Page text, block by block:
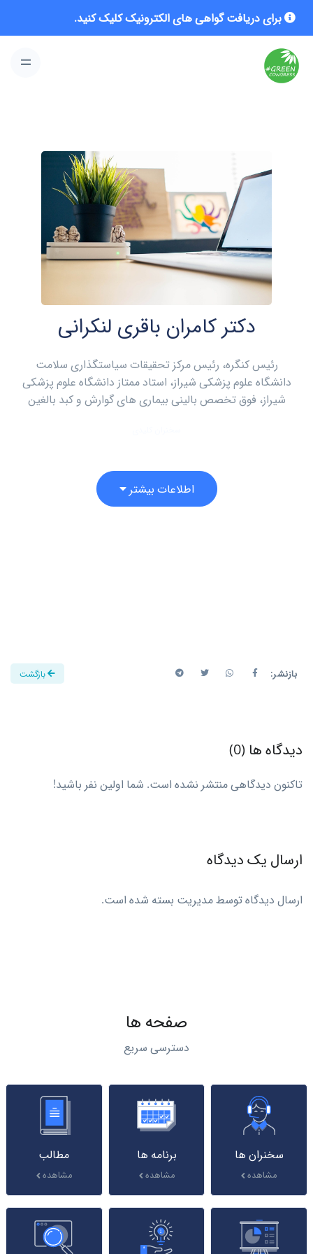
برای دریافت گواهی های الکترونیک کلیک کنید.
دکتر کامران باقری لنکرانی
رئیس کنگره، رئیس مرکز تحقیقات سیاستگذاری سلامت
دانشگاه علوم پزشکی شیراز، استاد ممتاز دانشگاه علوم پزشکی
شیراز، فوق تخصص بالینی بیماری های گوارش و کبد بالغین
اطلاعات بیشتر
بازنشر: بازگشت
دیدگاه ها (0)
تاکنون دیدگاهی منتشر نشده است. شما اولین نفر باشید!
ارسال یک دیدگاه
ارسال دیدگاه توسط مدیریت بسته شده است.
صفحه ها
دسترسی سریع
سخنران ها
مشاهده
برنامه ها
مشاهده
مطالب
مشاهده